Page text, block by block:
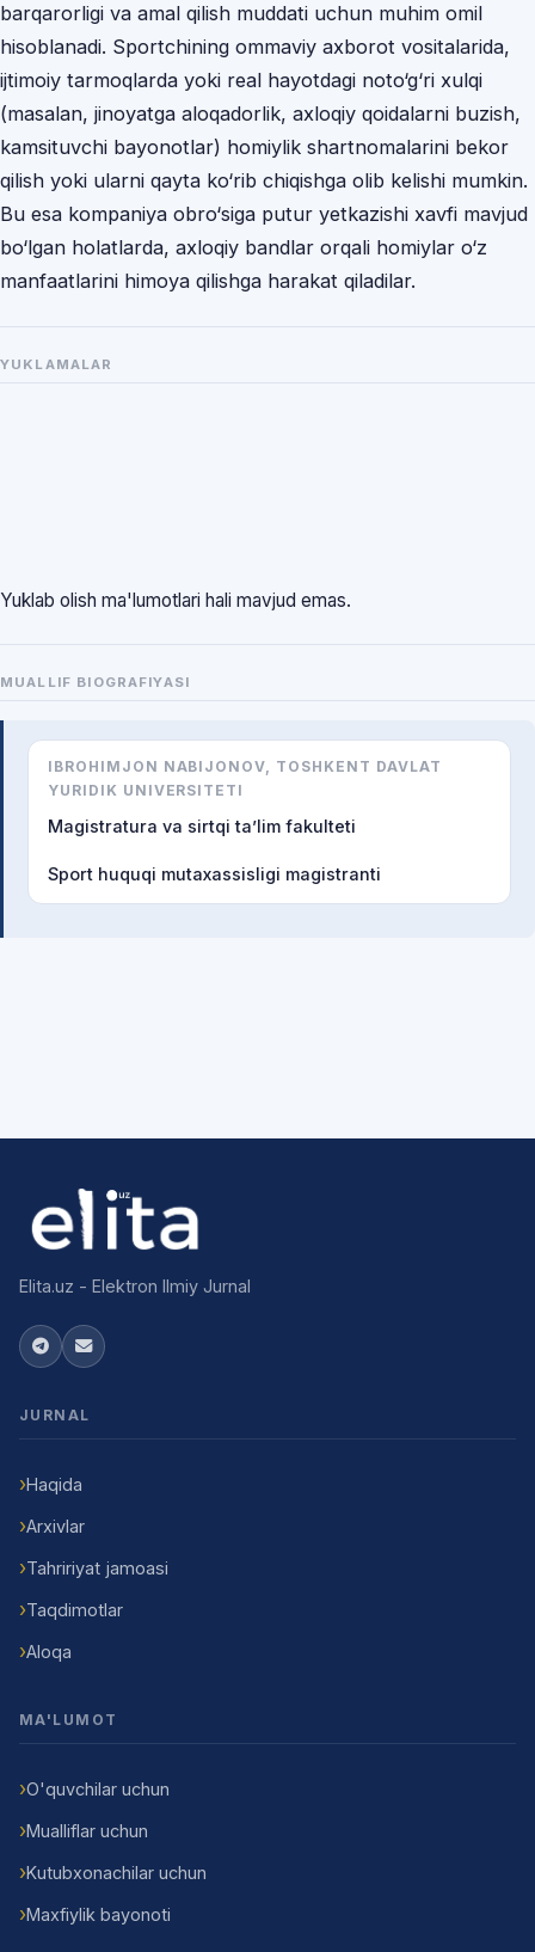
barqarorligi va amal qilish muddati uchun muhim omil
hisoblanadi. Sportchining ommaviy axborot vositalarida,
ijtimoiy tarmoqlarda yoki real hayotdagi noto‘g‘ri xulqi
(masalan, jinoyatga aloqadorlik, axloqiy qoidalarni buzish,
kamsituvchi bayonotlar) homiylik shartnomalarini bekor
qilish yoki ularni qayta ko‘rib chiqishga olib kelishi mumkin.
Bu esa kompaniya obro‘siga putur yetkazishi xavfi mavjud
bo‘lgan holatlarda, axloqiy bandlar orqali homiylar o‘z
manfaatlarini himoya qilishga harakat qiladilar.
YUKLAMALAR
Yuklab olish ma'lumotlari hali mavjud emas.
MUALLIF BIOGRAFIYASI
IBROHIMJON NABIJONOV, TOSHKENT DAVLAT
YURIDIK UNIVERSITETI
Magistratura va sirtqi ta’lim fakulteti
Sport huquqi mutaxassisligi magistranti
Elita.uz - Elektron Ilmiy Jurnal
JURNAL
Haqida
Arxivlar
Tahririyat jamoasi
Taqdimotlar
Aloqa
MA'LUMOT
O'quvchilar uchun
Mualliflar uchun
Kutubxonachilar uchun
Maxfiylik bayonoti